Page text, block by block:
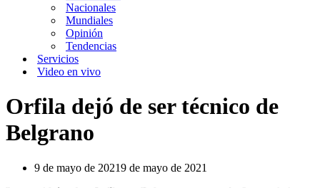
Nacionales
Mundiales
Opinión
Tendencias
Servicios
Video en vivo
Orfila dejó de ser técnico de
Belgrano
9 de mayo de 20219 de mayo de 2021